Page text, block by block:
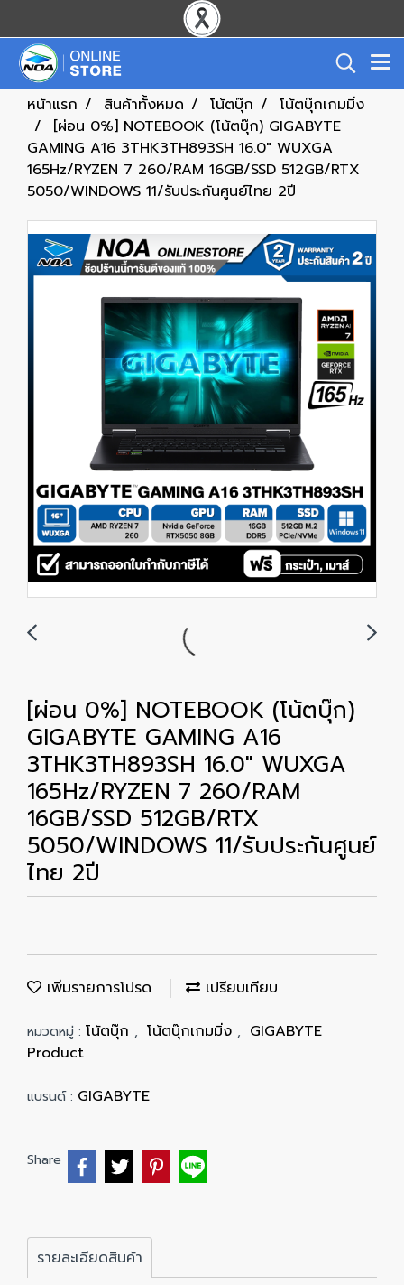
หน้าแรก สินค้าทั้งหมด โน้ตบุ๊ก
โน้ตบุ๊กเกมมิ่ง
[ผ่อน 0%] NOTEBOOK (โน้ตบุ๊ก) GIGABYTE
GAMING A16 3THK3TH893SH 16.0" WUXGA
165Hz/RYZEN 7 260/RAM 16GB/SSD 512GB/RTX
5050/WINDOWS 11/รับประกันศูนย์ไทย 2ปี
[ผ่อน 0%] NOTEBOOK (โน้ตบุ๊ก)
GIGABYTE GAMING A16
3THK3TH893SH 16.0" WUXGA
165Hz/RYZEN 7 260/RAM
16GB/SSD 512GB/RTX
5050/WINDOWS 11/รับประกันศูนย์
ไทย 2ปี
เพิ่มรายการโปรด เปรียบเทียบ
หมวดหมู่ : โน้ตบุ๊ก , โน้ตบุ๊กเกมมิ่ง , GIGABYTE
Product
แบรนด์ : GIGABYTE
Share
รายละเอียดสินค้า